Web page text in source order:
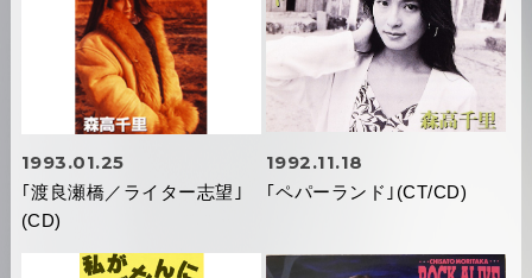
1993.01.25
｢渡良瀬橋／ライター志望｣
(CD)
1992.11.18
｢ペパーランド｣(CT/CD)